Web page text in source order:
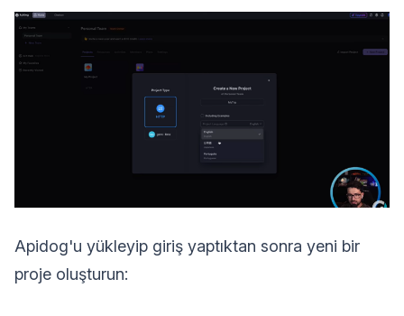
Apidog'u yükleyip giriş yaptıktan sonra yeni bir
proje oluşturun: